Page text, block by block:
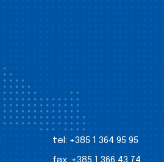
tel: +385 1 364 95 95